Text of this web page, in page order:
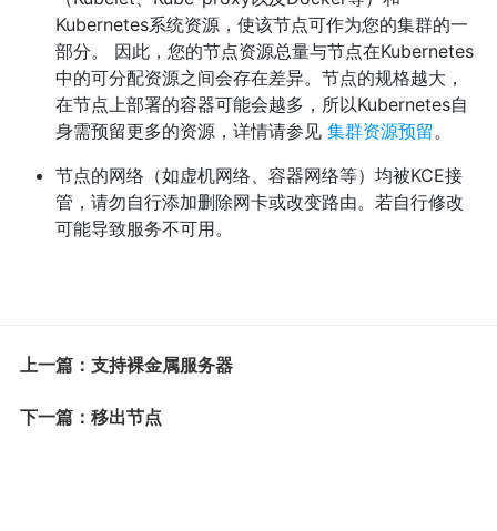
Kubernetes系统资源，使该节点可作为您的集群的一
部分。 因此，您的节点资源总量与节点在Kubernetes
中的可分配资源之间会存在差异。节点的规格越大，
在节点上部署的容器可能会越多，所以Kubernetes自
身需预留更多的资源，详情请参见 集群资源预留。
节点的网络（如虚机网络、容器网络等）均被KCE接
管，请勿自行添加删除网卡或改变路由。若自行修改
可能导致服务不可用。
上一篇：支持裸金属服务器
下一篇：移出节点